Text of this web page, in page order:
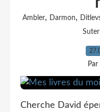
Ambler, Darmon,
Suter
Cherche David